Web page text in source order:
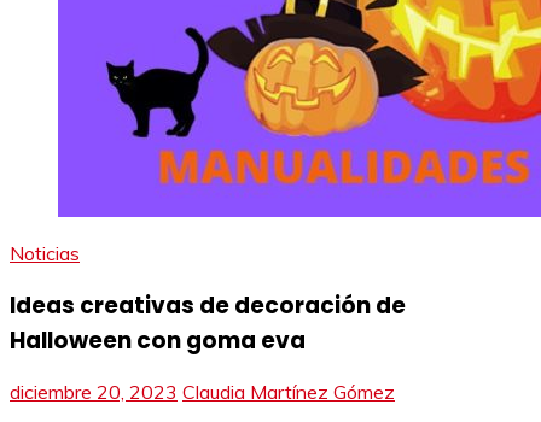
Noticias
Ideas creativas de decoración de
Halloween con goma eva
diciembre 20, 2023 Claudia Martínez Gómez